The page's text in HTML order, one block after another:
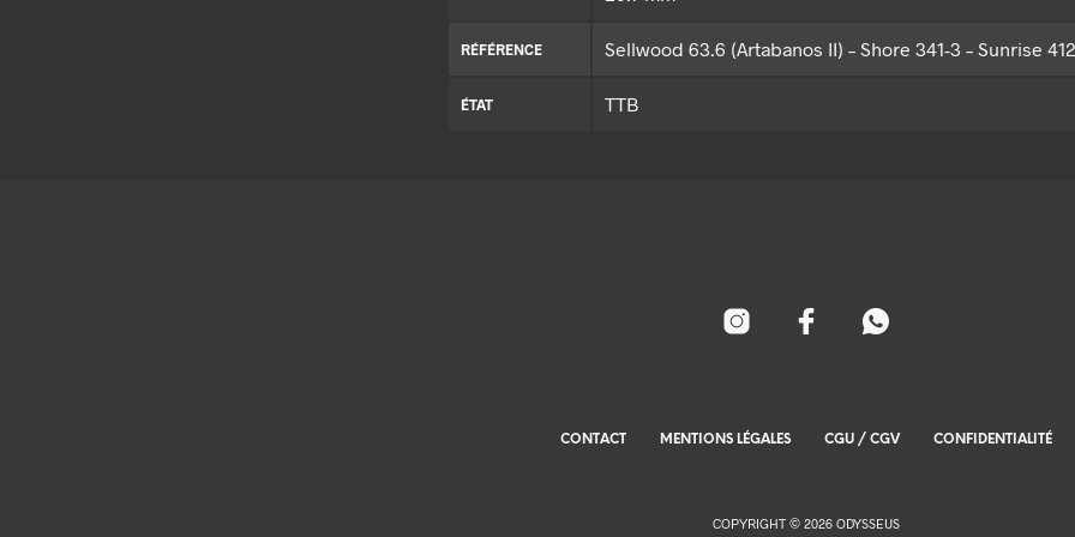
RÉFÉRENCE Sellwood 63.6 (Artabanos II) – Shore 341-3 – Sunrise 412
ÉTAT TTB
CONTACT MENTIONS LÉGALES CGU / CGV CONFIDENTIALITÉ
COPYRIGHT © 2026 ODYSSEUS